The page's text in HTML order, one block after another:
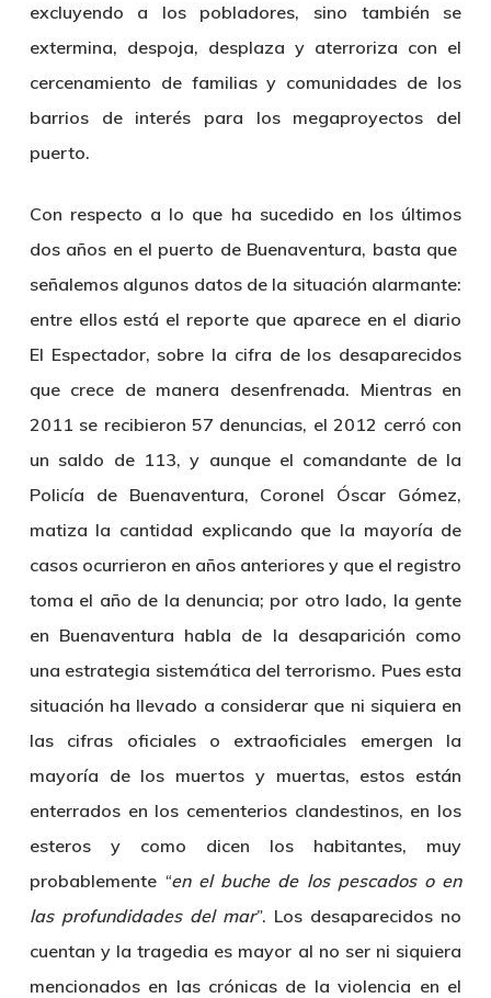
excluyendo a los pobladores, sino también se
extermina, despoja, desplaza y aterroriza con el
cercenamiento de familias y comunidades de los
barrios de interés para los megaproyectos del
puerto.
Con respecto a lo que ha sucedido en los últimos
dos años en el puerto de Buenaventura, basta que
señalemos algunos datos de la situación alarmante:
entre ellos está el reporte que aparece en el diario
El Espectador, sobre la cifra de los desaparecidos
que crece de manera desenfrenada. Mientras en
2011 se recibieron 57 denuncias, el 2012 cerró con
un saldo de 113, y aunque el comandante de la
Policía de Buenaventura, Coronel Óscar Gómez,
matiza la cantidad explicando que la mayoría de
casos ocurrieron en años anteriores y que el registro
toma el año de la denuncia; por otro lado, la gente
en Buenaventura habla de la desaparición como
una estrategia sistemática del terrorismo. Pues esta
situación ha llevado a considerar que ni siquiera en
las cifras oficiales o extraoficiales emergen la
mayoría de los muertos y muertas, estos están
enterrados en los cementerios clandestinos, en los
esteros y como dicen los habitantes, muy
probablemente “en el buche de los pescados o en
las profundidades del mar”. Los desaparecidos no
cuentan y la tragedia es mayor al no ser ni siquiera
mencionados en las crónicas de la violencia en el